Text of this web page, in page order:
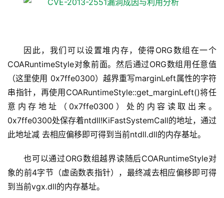
因此，我们可以设置堆内存，使得ORG数组在一个
COARuntimeStyle对象前面。然后通过ORG数组用任意值
（这里使用 0x7ffe0300）越界重写marginLeft属性的字符
串指针，再使用COARuntimeStyle::get_marginLeft()将任
意内存地址（0x7ffe0300）处的内容读取出来。
0x7ffe0300处保存着ntdll!KiFastSystemCall的地址，通过
此地址减 去相应偏移即可得到当前ntdll.dll的内存基址。
也可以通过ORG数组越界读随后COARuntimeStyle对
象的前4字节（虚函数表指针），最终减去相应偏移即可得
到当前vgx.dll的内存基址。